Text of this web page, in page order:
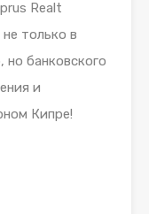
Realt
только в
банковского
и
Кипре!